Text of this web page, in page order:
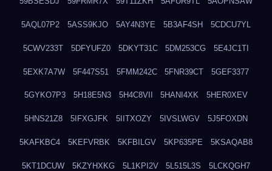
5AQL07P2 5ASS9KJO 5AY4N3YE 5B3AF4SH 5CDCU7YL
5CWV233T 5DFYUFZ0 5DKYT31C 5DM253CG 5E4JC1TI
5EXK7A7W 5F447S51 5FMM242C 5FNR39CT 5GEF3377
5GYKO7P3 5H18E5N3 5H4C8VII 5HANI4XK 5HER0XEV
5HNS21Z8 5IFXGJFK 5IITXOZY 5IVSLWGV 5J5FOXDN
5KAFKBC4 5KEFVRBK 5KFBILGV 5KP635PE 5KSAQAB8
5KT1DCUW 5KZYHXKG 5L1KPI2V 5L515L3S 5LCKQGH7